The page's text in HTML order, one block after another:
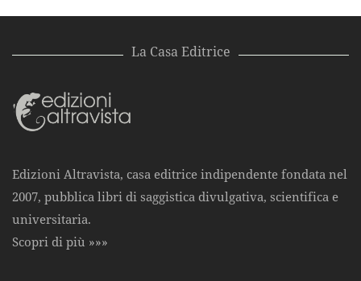
La Casa Editrice
Edizioni Altravista, casa editrice indipendente fondata nel
2007, pubblica libri di saggistica divulgativa, scientifica e
universitaria.
Scopri di più »»»